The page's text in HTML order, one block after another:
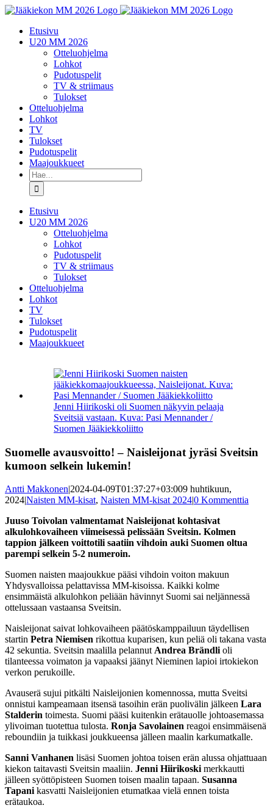
Skip
contentEtusivu
U20 MM 2026
Otteluohjelma
Lohkot
Pudotuspelit
TV & striimaus
Tulokset
Otteluohjelma
Lohkot
TV
Tulokset
Pudotuspelit
Maajoukkueet
Etsi
...
Etusivu
U20 MM 2026
Otteluohjelma
Lohkot
Pudotuspelit
TV & striimaus
Tulokset
Otteluohjelma
Lohkot
TV
Tulokset
Pudotuspelit
Maajoukkueet
isompana
Jenni Hiirikoski oli Suomen näkyvin pelaaja
Sveitsiä vastaan. Kuva: Pasi Mennander /
Suomen Jääkiekkoliitto
Suomelle avausvoitto! – Naisleijonat jyräsi Sveitsin
kumoon selkein lukemin!
Antti Makkonen|2024-04-09T01:37:27+03:009 huhtikuun,
2024|Naisten MM-kisat, Naisten MM-kisat 2024|0 Kommenttia
Juuso Toivolan valmentamat Naisleijonat kohtasivat
alkulohkovaiheen viimeisessä pelissään Sveitsin. Kolmen
tappion jälkeen voittotili saatiin vihdoin auki Suomen oltua
parempi selkein 5-2 numeroin.
Suomen naisten maajoukkue pääsi vihdoin voiton makuun
Yhdysvalloissa pelattavissa MM-kisoissa. Kaikki kolme
ensimmäistä alkulohkon peliään hävinnyt Suomi sai neljännessä
ottelussaan vastaansa Sveitsin.
Naisleijonat saivat lohkovaiheen päätöskamppailuun täydellisen
startin Petra Niemisen rikottua kuparisen, kun peliä oli takana vasta
42 sekuntia. Sveitsin maalilla pelannutAndrea Brändlioli
tilanteessa voimaton ja vapaaksi jäänyt Nieminen lapioi irtokiekon
verkon perukoille.
Avauserä sujui pitkälti Naisleijonien komennossa, mutta Sveitsi
onnistui kampeamaan itsensä tasoihin erän puolivälin jälkeen Lara
Stalderin toimesta. Suomi pääsi kuitenkin erätauolle johtoasemassa
ylivoiman tuotettua tulosta. Ronja Savolainen reagoi ensimmäisenä
reboundiin ja tuikkasi joukkueensa jälleen maalin karkumatkalle.
Sanni Vanhanen lisäsi Suomen johtoa toisen erän alussa ohjattuaan
kiekon taitavasti Sveitsin maaliin. Jenni Hiirikoskimerkkautti
jälleen syöttöpisteen Suomen toisen maalin tapaan. Susanna
Tapanikasvatti Naisleijonien etumatkaa vielä ennen toista
erätaukoa.